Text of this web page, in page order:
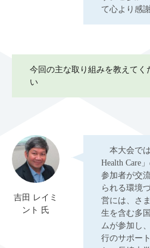
て心より感
今回の主な取り組みを教えてく
い
吉田 レイミ
ント 氏
本大会では
Health Care
参加者が交
られる環境
営には、さ
生を含む多
ムが参加し
行のサポー